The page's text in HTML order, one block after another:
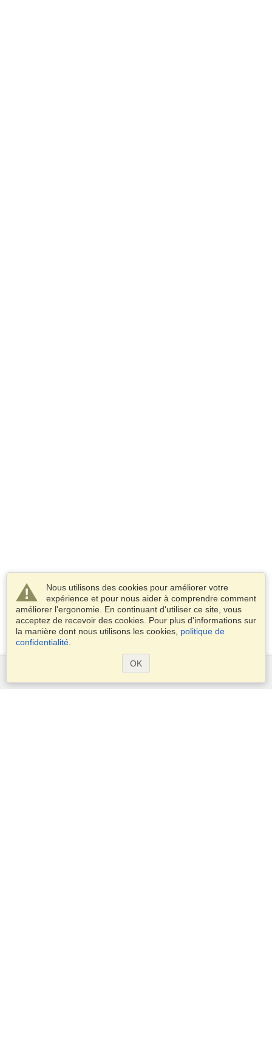
Nous utilisons des cookies pour améliorer votre
expérience et pour nous aider à comprendre comment
améliorer l'ergonomie. En continuant d'utiliser ce site, vous
acceptez de recevoir des cookies. Pour plus d'informations sur
la manière dont nous utilisons les cookies, politique de
confidentialité
OK